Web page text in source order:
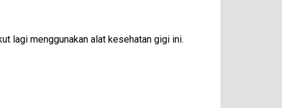
lagi menggunakan alat kesehatan gigi ini.